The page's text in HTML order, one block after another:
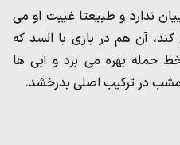
ندارد و طبیعتا غیبت او می
آن هم در بازی با السد که
حمله بهره می برد و آبی ها
در ترکیب اصلی بدرخشد.